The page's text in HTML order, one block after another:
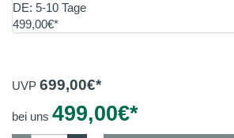
DE: 5-10 Tage
499,00€*
UVP 699,00€*
bei uns 499,00€*